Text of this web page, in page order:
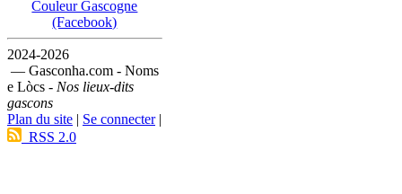
Couleur Gascogne
(Facebook)
2024-2026
— Gasconha.com - Noms
e Lòcs - Nos lieux-dits
gascons
Plan du site | Se connecter|
RSS 2.0